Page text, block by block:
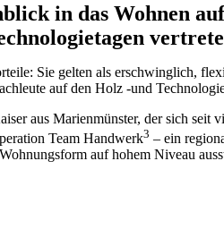
in das Wohnen
Sie gelten als erschwinglich,
auf den Holz -und
aus Marienmünster, der sich
Team Handwerk3 – ein
auf hohem Niveau